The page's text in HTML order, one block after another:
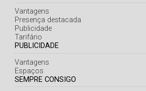
Vantagens
Presença destacada
Publicidade
Tarifário
PUBLICIDADE
Vantagens
Espaços
SEMPRE CONSIGO